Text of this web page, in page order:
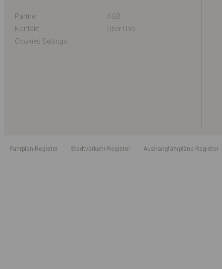
Partner
AGB
Kontakt
Über Uns
Cookies Settings
Fahrplan-Register Stadtverkehr-Register Aushangfahrpläne-Register